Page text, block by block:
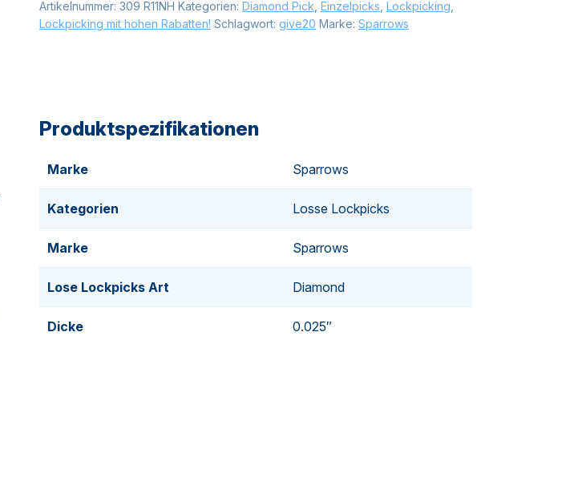
Artikelnummer: 309 R11NH Kategorien: Diamond Pick Einzelpicks Lockpicking
Lockpicking mit hohen Rabatten! Schlagwort: give20 Marke: Sparrows
Produktspezifikationen
Marke Sparrows
Kategorien Losse Lockpicks
Marke Sparrows
Lose Lockpicks Art Diamond
Dicke 0.025″